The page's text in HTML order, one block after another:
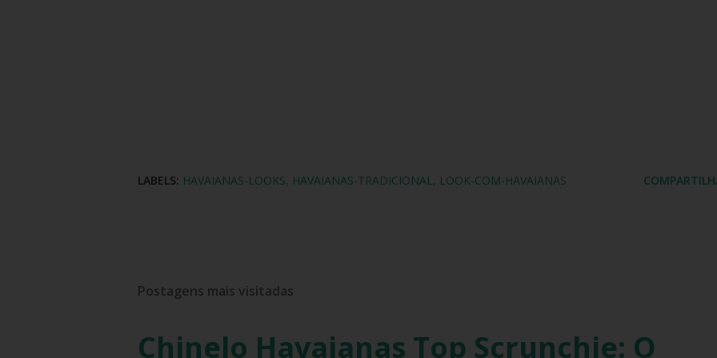
LABELS: HAVAIANAS-LOOKS HAVAIANAS-TRADICIONAL LOOK-COM-HAVAIANAS
Postagens mais visitadas
Chinelo Havaianas Top Scrunchie: O